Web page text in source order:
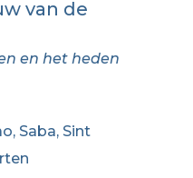
van de
en het heden
Saba, Sint